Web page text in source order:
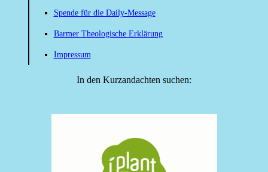
Spende für die Daily-Message
Barmer Theologische Erklärung
Impressum
In den Kurzandachten suchen: